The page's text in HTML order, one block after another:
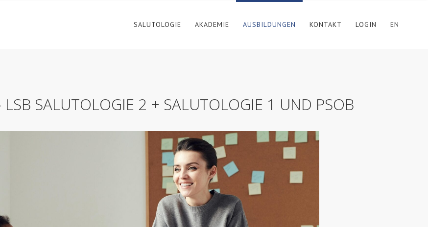
SALUTOLOGIE AKADEMIE AUSBILDUNGEN KONTAKT LOGIN EN
LSB SALUTOLOGIE 2 + SALUTOLOGIE 1 UND PSOB